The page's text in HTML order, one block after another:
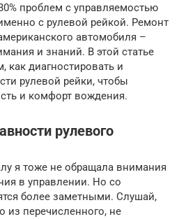
проблем с управляемостью
с рулевой рейкой. Ремонт
автомобиля –
и знаний. В этой статье
как диагностировать и
рулевой рейки, чтобы
и комфорт вождения.
рулевого
я тоже не обращала внимания
в управлении. Но со
более заметными. Слушай,
из перечисленного, не